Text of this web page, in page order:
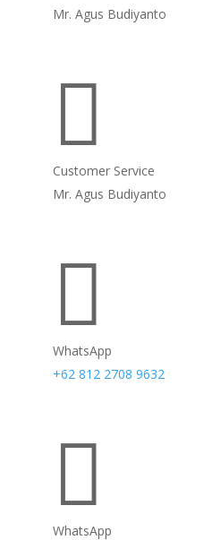
Mr. Agus Budiyanto

Customer Service
Mr. Agus Budiyanto

WhatsApp
+62 812 2708 9632

WhatsApp